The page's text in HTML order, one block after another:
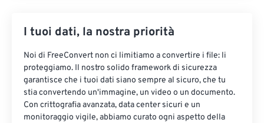
I tuoi dati, la nostra priorità
Noi di FreeConvert non ci limitiamo a convertire i file: li
proteggiamo. Il nostro solido framework di sicurezza
garantisce che i tuoi dati siano sempre al sicuro, che tu
stia convertendo un'immagine, un video o un documento.
Con crittografia avanzata, data center sicuri e un
monitoraggio vigile, abbiamo curato ogni aspetto della